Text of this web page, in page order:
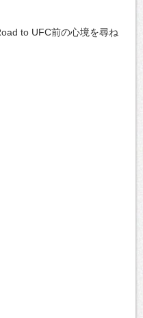
to UFC前の心境を尋ね